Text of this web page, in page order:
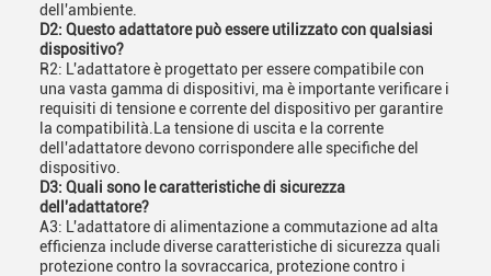
dell'ambiente.
D2: Questo adattatore può essere utilizzato con qualsiasi
dispositivo?
R2: L'adattatore è progettato per essere compatibile con
una vasta gamma di dispositivi, ma è importante verificare i
requisiti di tensione e corrente del dispositivo per garantire
la compatibilità.La tensione di uscita e la corrente
dell'adattatore devono corrispondere alle specifiche del
dispositivo.
D3: Quali sono le caratteristiche di sicurezza
dell'adattatore?
A3: L'adattatore di alimentazione a commutazione ad alta
efficienza include diverse caratteristiche di sicurezza quali
protezione contro la sovraccarica, protezione contro i